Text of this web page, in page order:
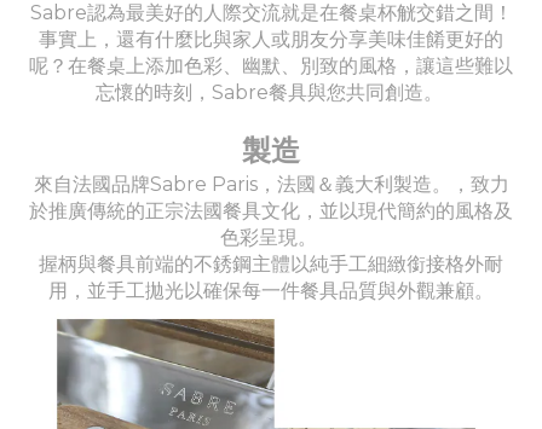
Sabre認為最美好的人際交流就是在餐桌杯觥交錯之間！
事實上，還有什麼比與家人或朋友分享美味佳餚更好的
呢？在餐桌上添加色彩、幽默、別致的風格，讓這些難以
忘懷的時刻，Sabre餐具與您共同創造。
製造
來自法國品牌Sabre Paris，法國＆義大利製造。，致力
於推廣傳統的正宗法國餐具文化，並以現代簡約的風格及
色彩呈現。
握柄與餐具前端的不銹鋼主體以純手工細緻銜接格外耐
用，並手工拋光以確保每一件餐具品質與外觀兼顧。